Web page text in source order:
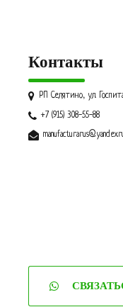
Контакты
РП Селятино, ул.
+7 (915) 308-55-88